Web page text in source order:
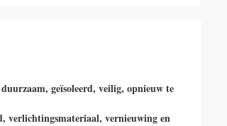
geïsoleerd, veilig, opnieuw te
verlichtingsmateriaal, vernieuwing en